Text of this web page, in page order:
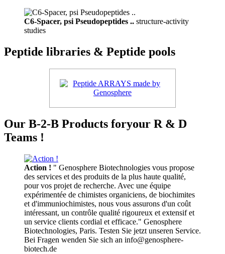
C6-Spacer, psi Pseudopeptides .. structure-activity
studies
Peptide libraries & Peptide pools
Our B-2-B Products foryour R & D
Teams !
Action ! " Genosphere Biotechnologies vous propose
des services et des produits de la plus haute qualité,
pour vos projet de recherche. Avec une équipe
expérimentée de chimistes organiciens, de biochimites
et d'immuniochimistes, nous vous assurons d'un coût
intéressant, un contrôle qualité rigoureux et extensif et
un service clients cordial et efficace." Genosphere
Biotechnologies, Paris. Testen Sie jetzt unseren Service.
Bei Fragen wenden Sie sich an info@genosphere-
biotech.de